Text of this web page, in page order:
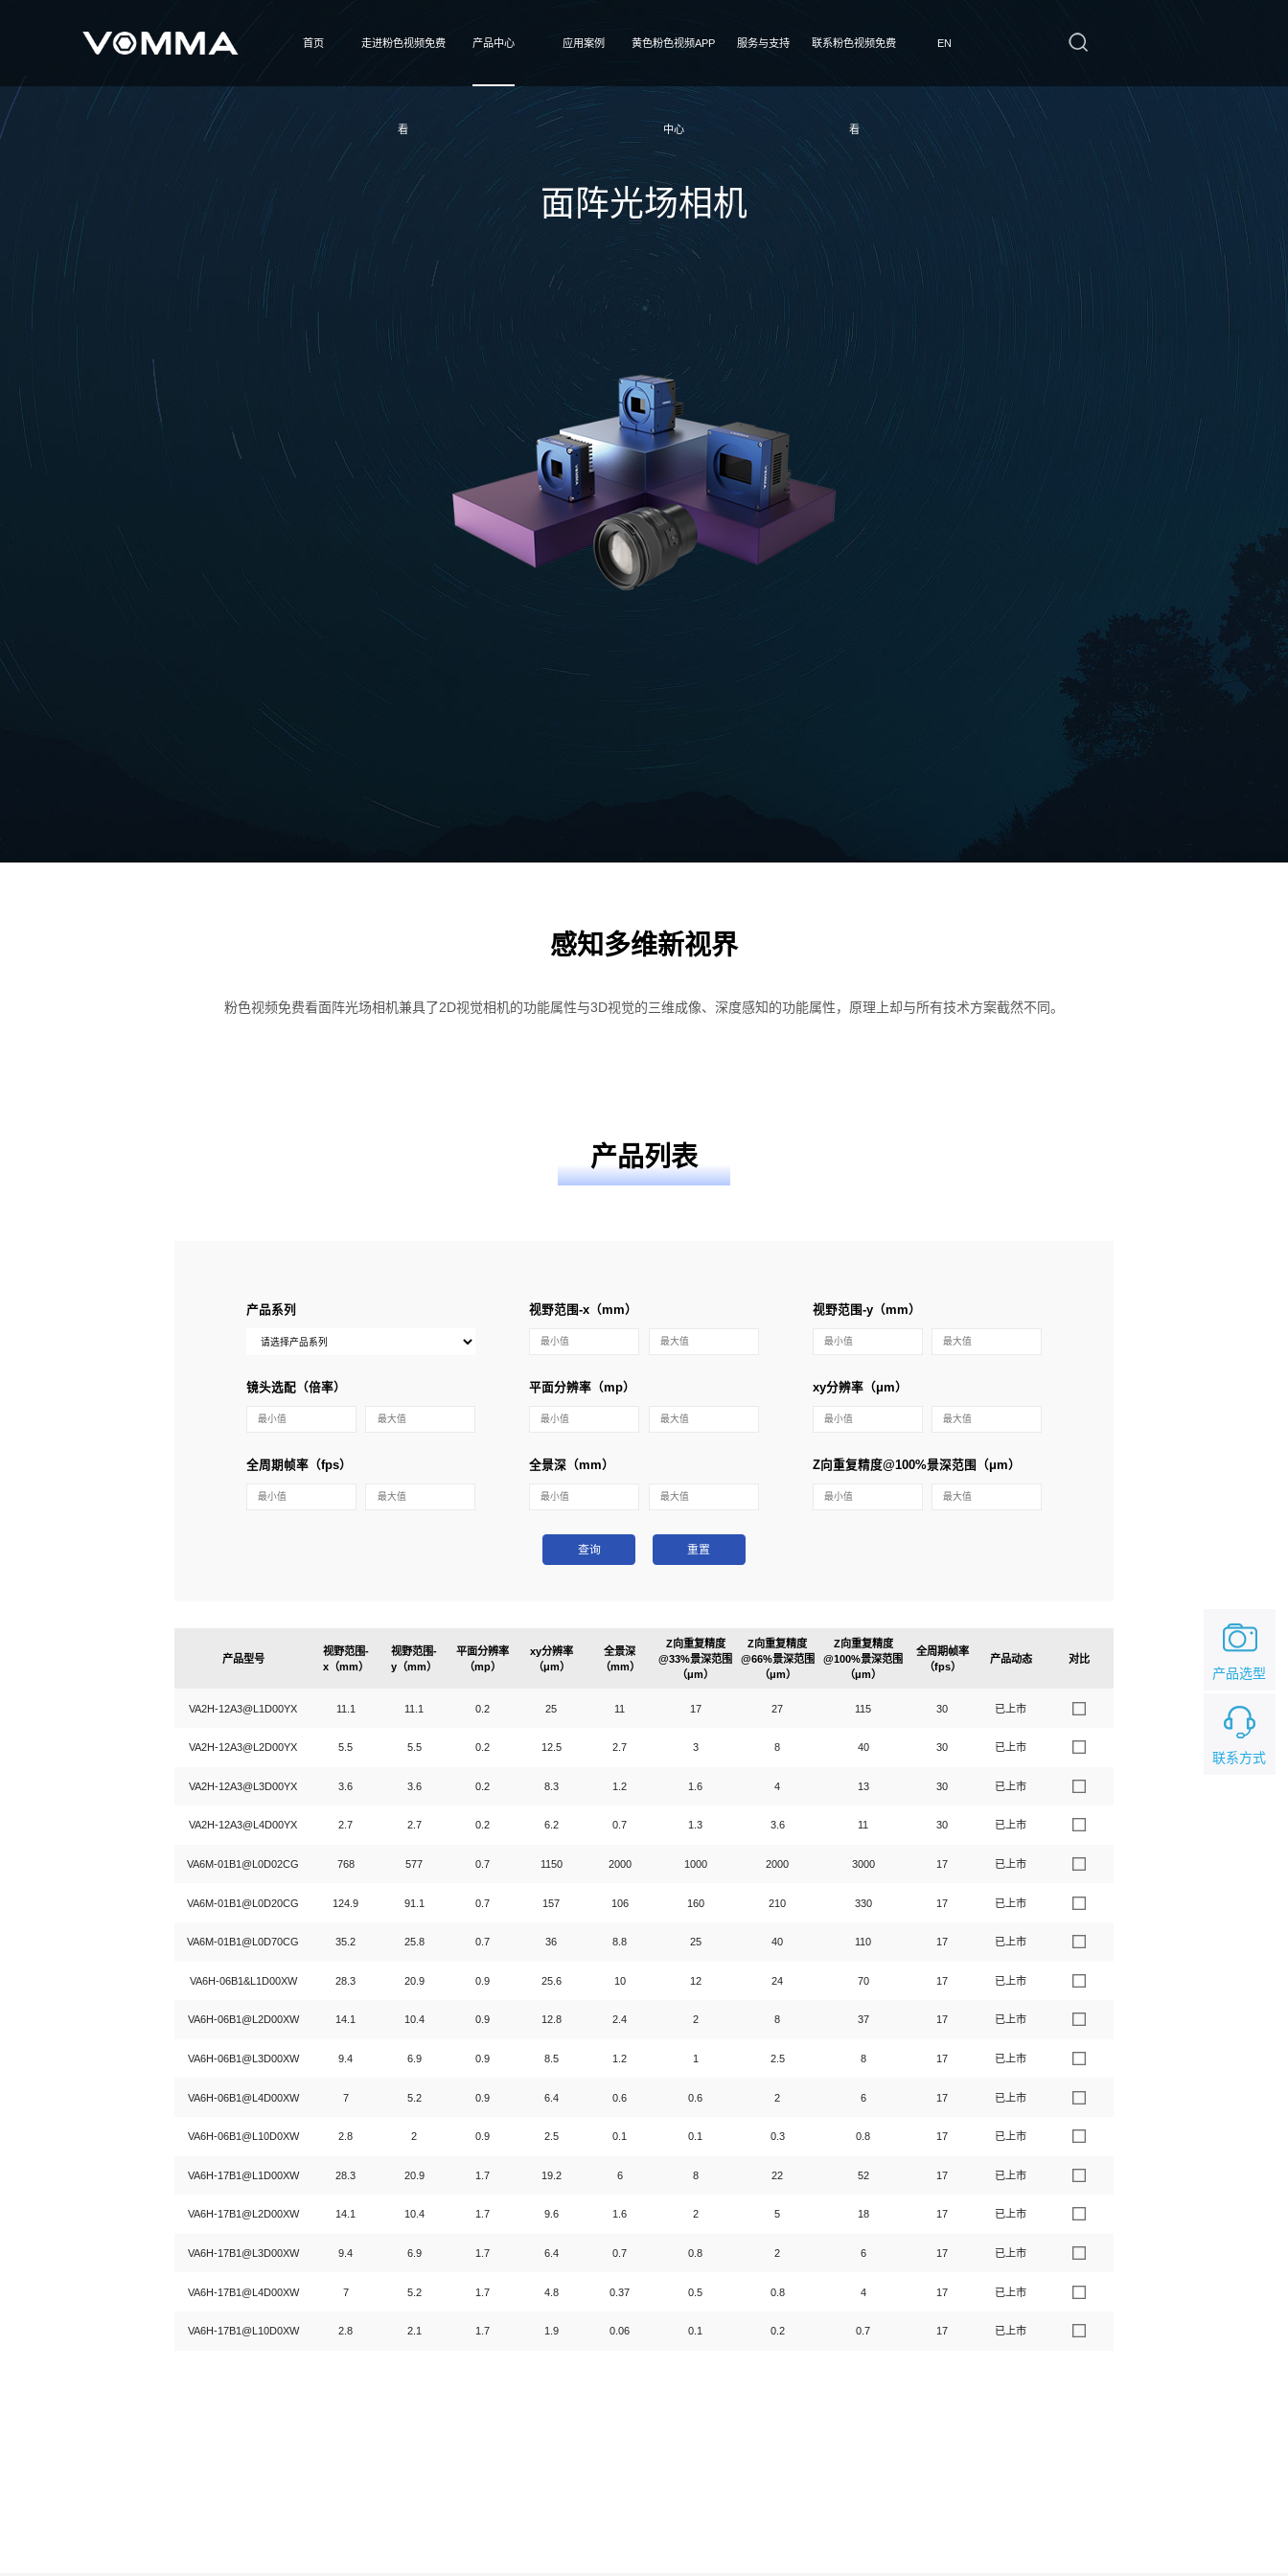
首页 走进粉色视频免费
看
产品中心 应用案例 黄色粉色视频APP
中心
服务与支持 联系粉色视频免费
看
EN
面阵光场相机
感知多维新视界
粉色视频免费看面阵光场相机兼具了2D视觉相机的功能属性与3D视觉的三维成像、深度感知的功能属性，原理上却与所有技术方案截然不同。
产品列表
产品系列 视野范围-x（mm） 视野范围-y（mm）
镜头选配（倍率） 平面分辨率（mp） xy分辨率（μm）
全周期帧率（fps） 全景深（mm） Z向重复精度@100%景深范围（μm）
查询 重置
产品型号
视野范围-
x（mm）
视野范围-
y（mm）
平面分辨率
（mp）
xy分辨率
（μm）
全景深
（mm）
Z向重复精度
@33%景深范围
（μm）
Z向重复精度
@66%景深范围
（μm）
Z向重复精度
@100%景深范围
（μm）
全周期帧率
（fps）
产品动态 对比
VA2H-12A3@L1D00YX 11.1 11.1 0.2 25 11 17 27 115 30 已上市
VA2H-12A3@L2D00YX 5.5 5.5 0.2 12.5 2.7 3 8 40 30 已上市
VA2H-12A3@L3D00YX 3.6 3.6 0.2 8.3 1.2 1.6 4 13 30 已上市
VA2H-12A3@L4D00YX 2.7 2.7 0.2 6.2 0.7 1.3 3.6 11 30 已上市
VA6M-01B1@L0D02CG 768 577 0.7 1150 2000 1000 2000 3000 17 已上市
VA6M-01B1@L0D20CG 124.9 91.1 0.7 157 106 160 210 330 17 已上市
VA6M-01B1@L0D70CG 35.2 25.8 0.7 36 8.8 25 40 110 17 已上市
VA6H-06B1&L1D00XW 28.3 20.9 0.9 25.6 10 12 24 70 17 已上市
VA6H-06B1@L2D00XW 14.1 10.4 0.9 12.8 2.4 2 8 37 17 已上市
VA6H-06B1@L3D00XW 9.4 6.9 0.9 8.5 1.2 1 2.5 8 17 已上市
VA6H-06B1@L4D00XW 7 5.2 0.9 6.4 0.6 0.6 2 6 17 已上市
VA6H-06B1@L10D0XW 2.8 2 0.9 2.5 0.1 0.1 0.3 0.8 17 已上市
VA6H-17B1@L1D00XW 28.3 20.9 1.7 19.2 6 8 22 52 17 已上市
VA6H-17B1@L2D00XW 14.1 10.4 1.7 9.6 1.6 2 5 18 17 已上市
VA6H-17B1@L3D00XW 9.4 6.9 1.7 6.4 0.7 0.8 2 6 17 已上市
VA6H-17B1@L4D00XW 7 5.2 1.7 4.8 0.37 0.5 0.8 4 17 已上市
VA6H-17B1@L10D0XW 2.8 2.1 1.7 1.9 0.06 0.1 0.2 0.7 17 已上市
联系方式
产品选型